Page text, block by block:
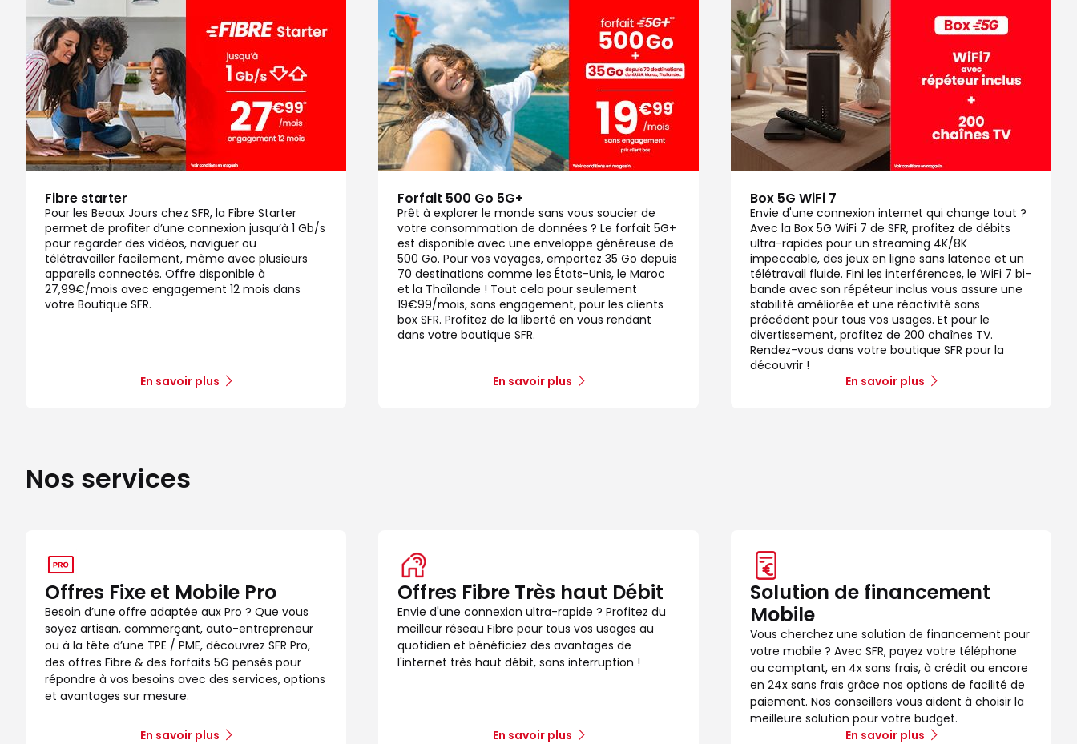
Fibre starter
Pour les Beaux Jours chez SFR, la Fibre Starter
permet de profiter d’une connexion jusqu’à 1 Gb/s
pour regarder des vidéos, naviguer ou
télétravailler facilement, même avec plusieurs
appareils connectés. Offre disponible à
27,99€/mois avec engagement 12 mois dans
votre Boutique SFR.
En savoir plus
Forfait 500 Go 5G+
Prêt à explorer le monde sans vous soucier de
votre consommation de données ? Le forfait 5G+
est disponible avec une enveloppe généreuse de
500 Go. Pour vos voyages, emportez 35 Go depuis
70 destinations comme les États-Unis, le Maroc
et la Thaïlande ! Tout cela pour seulement
19€99/mois, sans engagement, pour les clients
box SFR. Profitez de la liberté en vous rendant
dans votre boutique SFR.
En savoir plus
Box 5G WiFi 7
Envie d'une connexion internet qui change tout ?
Avec la Box 5G WiFi 7 de SFR, profitez de débits
ultra-rapides pour un streaming 4K/8K
impeccable, des jeux en ligne sans latence et un
télétravail fluide. Fini les interférences, le WiFi 7 bi-
bande avec son répéteur inclus vous assure une
stabilité améliorée et une réactivité sans
précédent pour tous vos usages. Et pour le
divertissement, profitez de 200 chaînes TV.
Rendez-vous dans votre boutique SFR pour la
découvrir !
En savoir plus
Nos services
Offres Fixe et Mobile Pro
Besoin d’une offre adaptée aux Pro ? Que vous
soyez artisan, commerçant, auto-entrepreneur
ou à la tête d’une TPE / PME, découvrez SFR Pro,
des offres Fibre & des forfaits 5G pensés pour
répondre à vos besoins avec des services, options
et avantages sur mesure.
En savoir plus
Offres Fibre Très haut Débit
Envie d'une connexion ultra-rapide ? Profitez du
meilleur réseau Fibre pour tous vos usages au
quotidien et bénéficiez des avantages de
l'internet très haut débit, sans interruption !
En savoir plus
Solution de financement
Mobile
Vous cherchez une solution de financement pour
votre mobile ? Avec SFR, payez votre téléphone
au comptant, en 4x sans frais, à crédit ou encore
en 24x sans frais grâce nos options de facilité de
paiement. Nos conseillers vous aident à choisir la
meilleure solution pour votre budget.
En savoir plus